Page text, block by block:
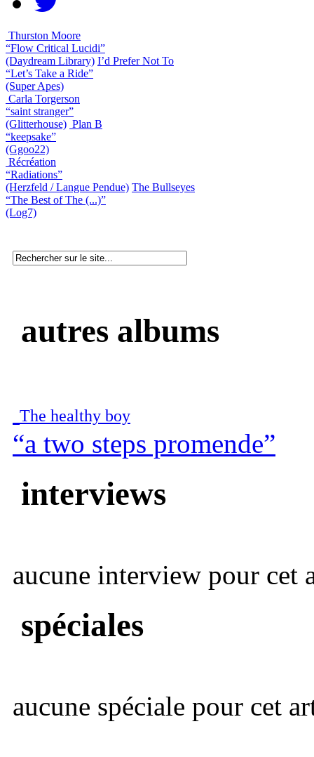
Thurston Moore
“Flow Critical Lucidi”
(Daydream Library) I’d Prefer Not To
“Let’s Take a Ride”
(Super Apes)
Carla Torgerson
“saint stranger”
(Glitterhouse) Plan B
“keepsake”
(Ggoo22)
Récréation
“Radiations”
(Herzfeld / Langue Pendue) The Bullseyes
“The Best of The (...)”
(Log7)
autres albums
The healthy boy
“a two steps promende”
interviews
aucune interview pour cet
spéciales
aucune spéciale pour cet